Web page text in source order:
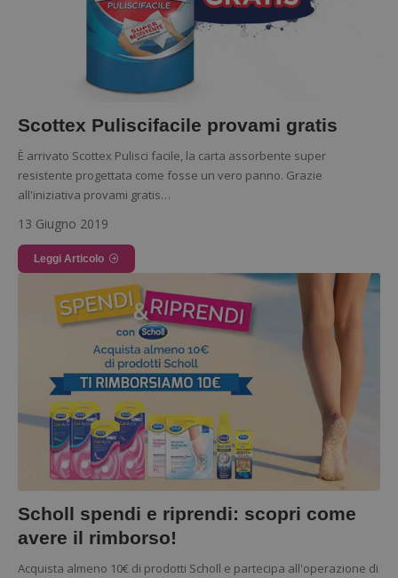
Scottex Puliscifacile provami gratis
È arrivato Scottex Pulisci facile, la carta assorbente super
resistente progettata come fosse un vero panno. Grazie
all'iniziativa provami gratis…
13 Giugno 2019
Leggi Articolo
Scholl spendi e riprendi: scopri come
avere il rimborso!
Acquista almeno 10€ di prodotti Scholl e partecipa all'operazione di